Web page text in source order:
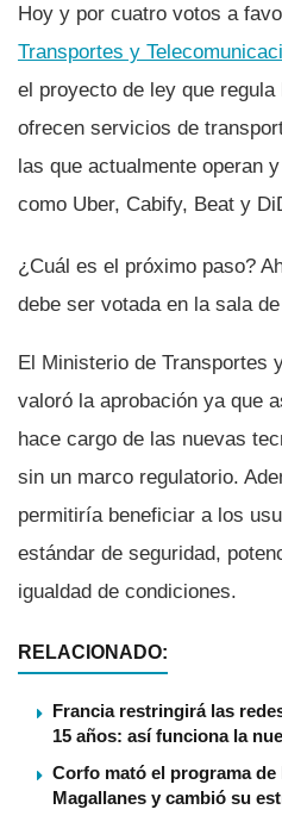
Hoy y por cuatro votos a
Transportes y
el proyecto de ley que
ofrecen servicios de
las que actualmente operan
como Uber, Cabify, Beat y
¿Cuál es el próximo paso?
debe ser votada en la sala
El Ministerio de Transportes
valoró la aprobación ya que
hace cargo de las nuevas
sin un marco regulatorio.
permitirí­a beneficiar a los
estándar de seguridad,
igualdad de condiciones.
RELACIONADO:
Francia restringirá las
15 años: así funciona la
Corfo mató el programa
Magallanes y cambió su